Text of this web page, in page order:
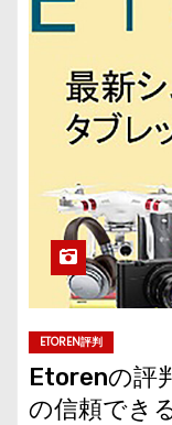
ETOREN評判
Etorenの評
の信頼でき